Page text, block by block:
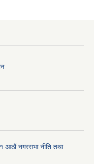
आठौं नगरसभा नीति तथा